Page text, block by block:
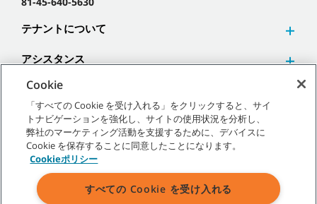
テナントについて
アシスタンス
©2026テナントカンパニー 無断複写･転載を禁じます。
Cookie
「すべての Cookie を受け入れる」をクリックすると、サイ
トナビゲーションを強化し、サイトの使用状況を分析し、
弊社のマーケティング活動を支援するために、デバイスに
Cookie を保存することに同意したことになります。
Cookieポリシー
すべての Cookie を受け入れる